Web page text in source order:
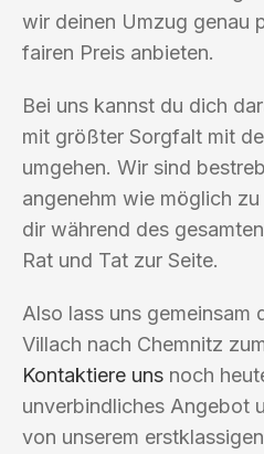
wir deinen Umzug genau
fairen Preis anbieten.
Bei uns kannst du dich
mit größter Sorgfalt mit
umgehen. Wir sind
angenehm wie möglich
dir während des
Rat und Tat zur Seite.
Also lass uns gemeinsam
Villach nach Chemnitz
Kontaktiere uns noch
unverbindliches Angebot
von unserem